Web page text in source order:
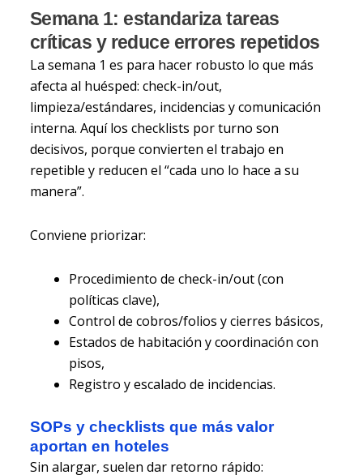
Semana 1: estandariza tareas
críticas y reduce errores repetidos
La semana 1 es para hacer robusto lo que más
afecta al huésped: check-in/out,
limpieza/estándares, incidencias y comunicación
interna. Aquí los checklists por turno son
decisivos, porque convierten el trabajo en
repetible y reducen el “cada uno lo hace a su
manera”.
Conviene priorizar:
Procedimiento de check-in/out (con
políticas clave),
Control de cobros/folios y cierres básicos,
Estados de habitación y coordinación con
pisos,
Registro y escalado de incidencias.
SOPs y checklists que más valor
aportan en hoteles
Sin alargar, suelen dar retorno rápido: